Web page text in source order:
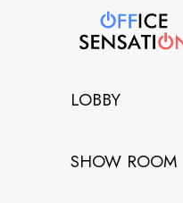
LOBBY
SHOW ROOM